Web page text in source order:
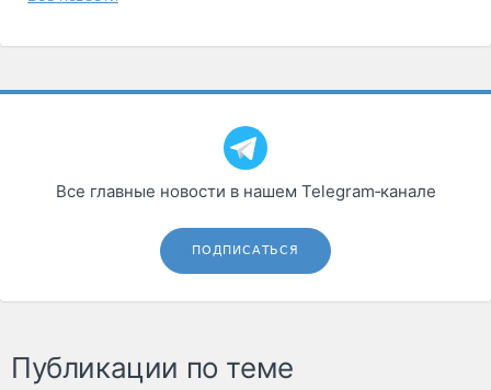
Все главные новости в нашем Telegram‑канале
ПОДПИСАТЬСЯ
Публикации по теме